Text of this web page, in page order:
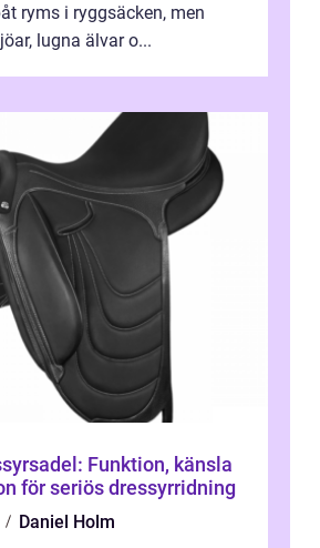
ryms i ryggsäcken, men
lugna älvar o...
Funktion, känsla
för seriös dressyrridning
Daniel Holm